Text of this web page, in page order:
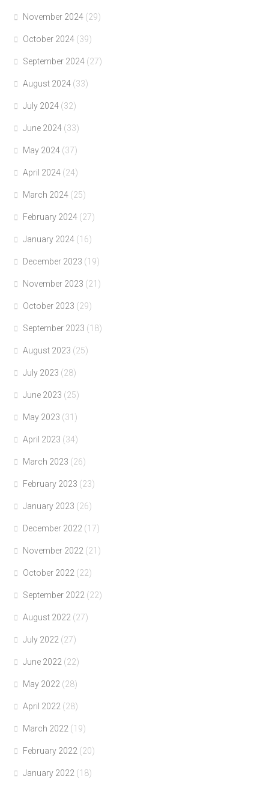
November 2024 (29)
October 2024 (39)
September 2024 (27)
August 2024 (33)
July 2024 (32)
June 2024 (33)
May 2024 (37)
April 2024 (24)
March 2024 (25)
February 2024 (27)
January 2024 (16)
December 2023 (19)
November 2023 (21)
October 2023 (29)
September 2023 (18)
August 2023 (25)
July 2023 (28)
June 2023 (25)
May 2023 (31)
April 2023 (34)
March 2023 (26)
February 2023 (23)
January 2023 (26)
December 2022 (17)
November 2022 (21)
October 2022 (22)
September 2022 (22)
August 2022 (27)
July 2022 (27)
June 2022 (22)
May 2022 (28)
April 2022 (28)
March 2022 (19)
February 2022 (20)
January 2022 (18)